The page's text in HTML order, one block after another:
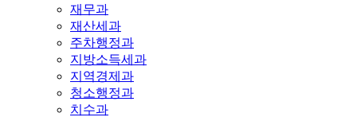
재무과
재산세과
주차행정과
지방소득세과
지역경제과
청소행정과
치수과